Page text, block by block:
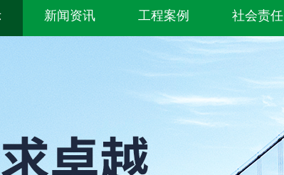
新闻资讯 工程案例 社会责任